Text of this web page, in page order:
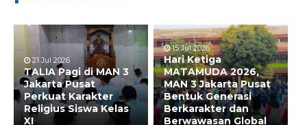
21 Jul 2026
TALIA Pagi di MAN 3
Jakarta Pusat
Perkuat Karakter
Religius Siswa Kelas
XI
15 Jul 2026
Hari Ketiga
MATAMUDA 2026,
MAN 3 Jakarta Pusat
Bentuk Generasi
Berkarakter dan
Berwawasan Global